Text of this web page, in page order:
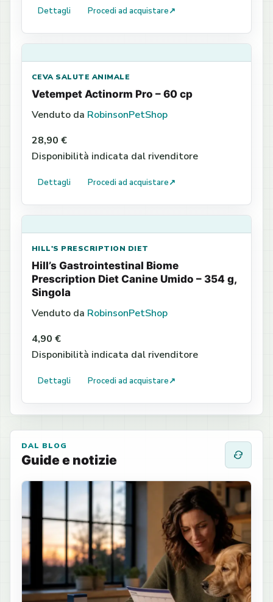
Dettagli Procedi ad acquistare↗
CEVA SALUTE ANIMALE
Vetempet Actinorm Pro – 60 cp
Venduto da RobinsonPetShop
28,90 €
Disponibilità indicata dal rivenditore
Dettagli Procedi ad acquistare↗
HILL'S PRESCRIPTION DIET
Hill’s Gastrointestinal Biome
Prescription Diet Canine Umido – 354 g,
Singola
Venduto da RobinsonPetShop
4,90 €
Disponibilità indicata dal rivenditore
Dettagli Procedi ad acquistare↗
DAL BLOG
Guide e notizie